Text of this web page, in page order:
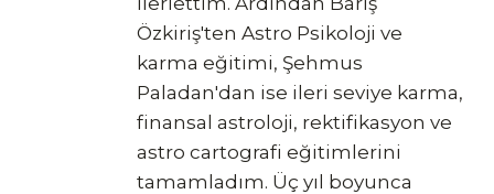
Özkiriş'ten Astro Psikoloji ve
karma eğitimi, Şehmus
Paladan'dan ise ileri seviye karma,
finansal astroloji, rektifikasyon ve
astro cartografi eğitimlerini
tamamladım. Üç yıl boyunca